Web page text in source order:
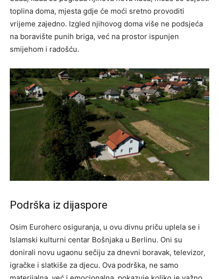
toplina doma, mjesta gdje će moći sretno provoditi
vrijeme zajedno. Izgled njihovog doma više ne podsjeća
na boravište punih briga, već na prostor ispunjen
smijehom i radošću.
Podrška iz dijaspore
Osim Euroherc osiguranja, u ovu divnu priču uplela se i
Islamski kulturni centar Bošnjaka u Berlinu. Oni su
donirali novu ugaonu sečiju za dnevni boravak, televizor,
igračke i slatkiše za djecu. Ova podrška, ne samo